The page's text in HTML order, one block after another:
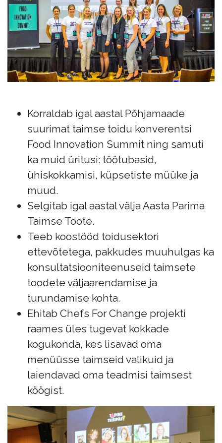
Korraldab igal aastal Põhjamaade
suurimat taimse toidu konverentsi
Food Innovation Summit ning samuti
ka muid üritusi: töötubasid,
ühiskokkamisi, küpsetiste müüke ja
muud.
Selgitab igal aastal välja Aasta Parima
Taimse Toote.
Teeb koostööd toidusektori
ettevõtetega, pakkudes muuhulgas ka
konsultatsiooniteenuseid taimsete
toodete väljaarendamise ja
turundamise kohta.
Ehitab Chefs For Change projekti
raames üles tugevat kokkade
kogukonda, kes lisavad oma
menüüsse taimseid valikuid ja
laiendavad oma teadmisi taimsest
köögist.